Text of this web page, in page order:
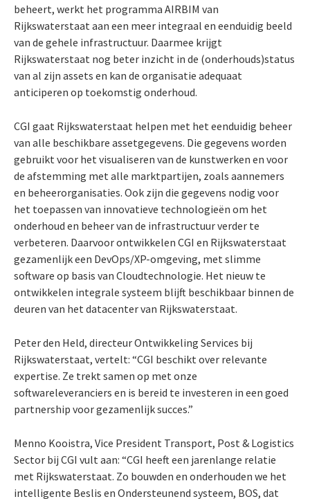
beheert, werkt het programma AIRBIM van
Rijkswaterstaat aan een meer integraal en eenduidig beeld
van de gehele infrastructuur. Daarmee krijgt
Rijkswaterstaat nog beter inzicht in de (onderhouds)status
van al zijn assets en kan de organisatie adequaat
anticiperen op toekomstig onderhoud.
CGI gaat Rijkswaterstaat helpen met het eenduidig beheer
van alle beschikbare assetgegevens. Die gegevens worden
gebruikt voor het visualiseren van de kunstwerken en voor
de afstemming met alle marktpartijen, zoals aannemers
en beheerorganisaties. Ook zijn die gegevens nodig voor
het toepassen van innovatieve technologieën om het
onderhoud en beheer van de infrastructuur verder te
verbeteren. Daarvoor ontwikkelen CGI en Rijkswaterstaat
gezamenlijk een DevOps/XP-omgeving, met slimme
software op basis van Cloudtechnologie. Het nieuw te
ontwikkelen integrale systeem blijft beschikbaar binnen de
deuren van het datacenter van Rijkswaterstaat.
Peter den Held, directeur Ontwikkeling Services bij
Rijkswaterstaat, vertelt: “CGI beschikt over relevante
expertise. Ze trekt samen op met onze
softwareleveranciers en is bereid te investeren in een goed
partnership voor gezamenlijk succes.”
Menno Kooistra, Vice President Transport, Post & Logistics
Sector bij CGI vult aan: “CGI heeft een jarenlange relatie
met Rijkswaterstaat. Zo bouwden en onderhouden we het
intelligente Beslis en Ondersteunend systeem, BOS, dat